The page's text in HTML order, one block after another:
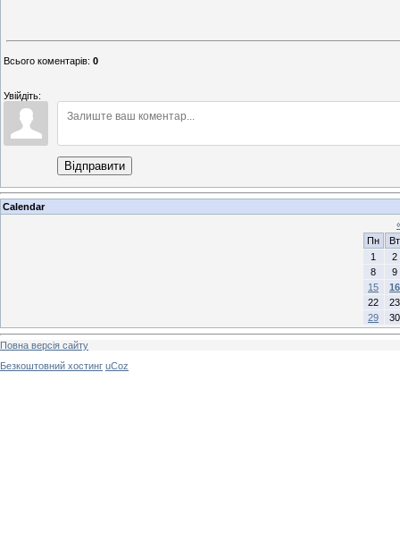
Всього коментарів: 0
Увійдіть:
Відправити
Calendar
Пн
Вт
1
2
8
9
15
16
22
23
29
30
Повна версія сайту
Безкоштовний хостинг uCoz